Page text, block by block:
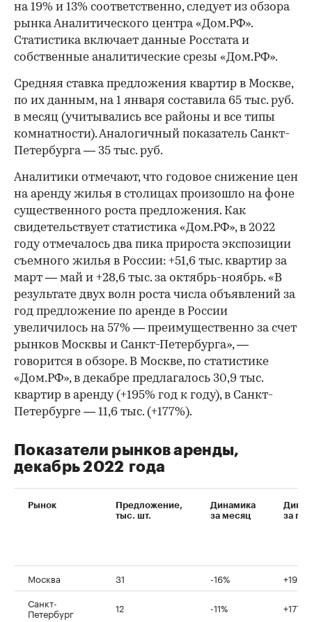
на 19% и 13% соответственно, следует из обзора
рынка Аналитического центра «Дом.РФ».
Статистика включает данные Росстата и
собственные аналитические срезы «Дом.РФ».
Средняя ставка предложения квартир в Москве,
по их данным, на 1 января составила 65 тыс. руб.
в месяц (учитывались все районы и все типы
комнатности). Аналогичный показатель Санкт-
Петербурга — 35 тыс. руб.
Аналитики отмечают, что годовое снижение цен
на аренду жилья в столицах произошло на фоне
существенного роста предложения. Как
свидетельствует статистика «Дом.РФ», в 2022
году отмечалось два пика прироста экспозиции
съемного жилья в России: +51,6 тыс. квартир за
март — май и +28,6 тыс. за октябрь-ноябрь. «В
результате двух волн роста числа объявлений за
год предложение по аренде в России
увеличилось на 57% — преимущественно за счет
рынков Москвы и Санкт-Петербурга», —
говорится в обзоре. В Москве, по статистике
«Дом.РФ», в декабре предлагалось 30,9 тыс.
квартир в аренду (+195% год к году), в Санкт-
Петербурге — 11,6 тыс. (+177%).
Показатели рынков аренды,
декабрь 2022 года
Рынок
Предложение,
тыс. шт.
Динамика
за месяц
за год
Москва 31 -16%
+195%
Санкт-
Петербург 12 -11% +177%